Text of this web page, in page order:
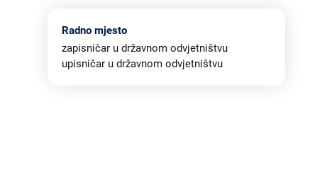
Radno mjesto
zapisničar u državnom odvjetništvu
upisničar u državnom odvjetništvu